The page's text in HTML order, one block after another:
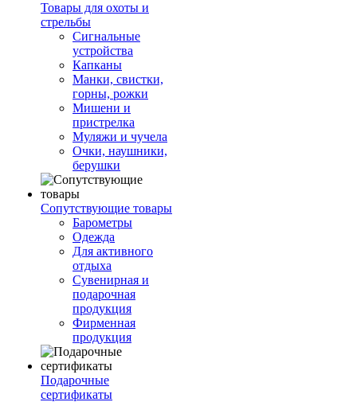
Товары для охоты и
стрельбы
Сигнальные
устройства
Капканы
Манки, свистки,
горны, рожки
Мишени и
пристрелка
Муляжи и чучела
Очки, наушники,
берушки
Сопутствующие товары
Барометры
Одежда
Для активного
отдыха
Сувенирная и
подарочная
продукция
Фирменная
продукция
Подарочные
сертификаты